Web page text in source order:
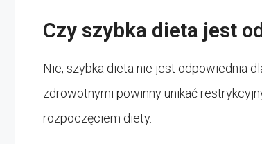
Czy szybka dieta jest
Nie, szybka dieta nie jest odpowiednia
zdrowotnymi powinny unikać
rozpoczęciem diety.